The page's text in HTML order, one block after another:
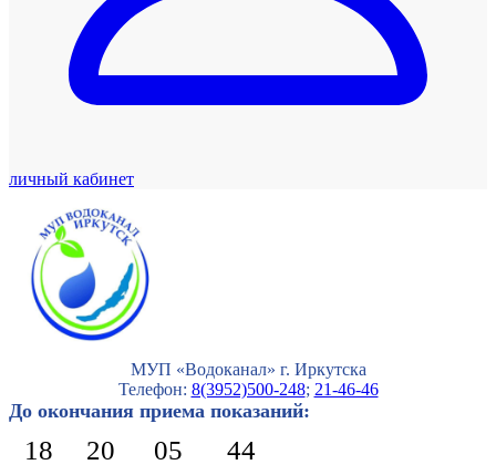
личный кабинет
МУП «Водоканал» г. Иркутска
Телефон: 8(3952)500-248; 21-46-46
До окончания приема показаний:
18 20 05 43